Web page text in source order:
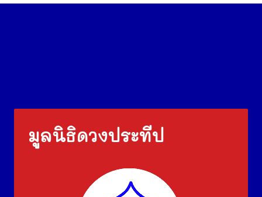
มูลนิธิดวงประทีป